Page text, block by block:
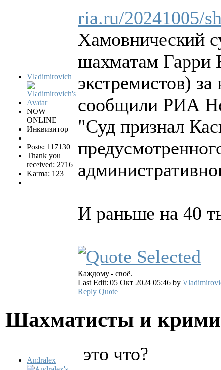
Vladimirovich
NOW
ONLINE
Инквизитор
Posts: 117130
Thank you
received: 2716
Karma: 123
ria.ru/20241005/
Хамовнический
шахматам Гарри
экстремистов)
сообщили РИА
"Суд признал
И раньше на 40
Каждому - своё.
Last Edit: 05 Окт 2024 05:46 by
Reply Quote
Шахматисты и
Andralex
это что?